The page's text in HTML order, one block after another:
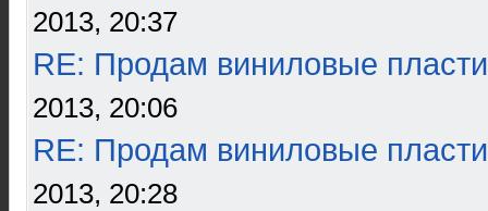
2013, 20:37
RE: Продам виниловые
2013, 20:06
RE: Продам виниловые
2013, 20:28